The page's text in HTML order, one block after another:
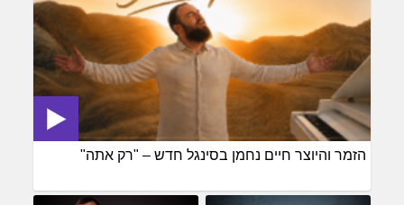
הזמר והיוצר חיים נחמן בסינגל חדש – "רק אתה"